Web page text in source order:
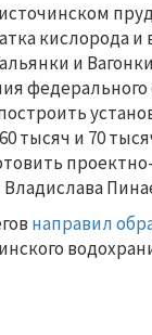
кислорода
и
тысяч и 70
направил